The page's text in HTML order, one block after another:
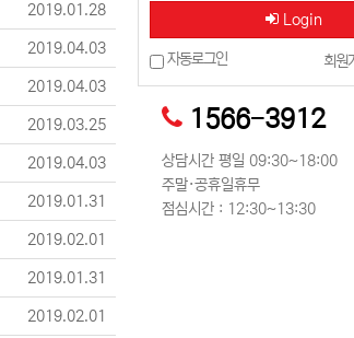
2019.01.28
2019.04.03
2019.04.03
2019.03.25
2019.04.03
2019.01.31
2019.02.01
2019.01.31
2019.02.01
Login
자동로그인 회원
1566-3912
상담시간 평일 09:30~18:00
주말·공휴일휴무
점심시간 : 12:30~13:30